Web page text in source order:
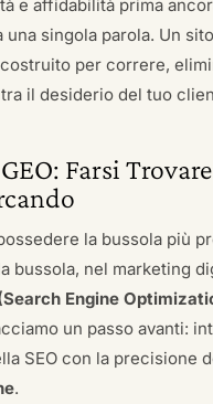
e affidabilità prima
una singola parola. Un sito
costruito per correre,
il desiderio del tuo
Farsi
la bussola più
bussola, nel marketing
Engine
un passo avanti:
SEO con la precisione
.